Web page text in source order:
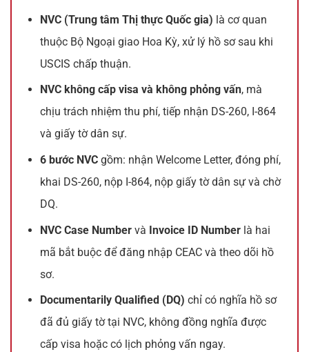
NVC (Trung tâm Thị thực Quốc gia) là cơ quan
thuộc Bộ Ngoại giao Hoa Kỳ, xử lý hồ sơ sau khi
USCIS chấp thuận.
NVC không cấp visa và không phỏng vấn, mà
chịu trách nhiệm thu phí, tiếp nhận DS-260, I-864
và giấy tờ dân sự.
6 bước NVC gồm: nhận Welcome Letter, đóng phí,
khai DS-260, nộp I-864, nộp giấy tờ dân sự và chờ
DQ.
NVC Case Number và Invoice ID Number là hai
mã bắt buộc để đăng nhập CEAC và theo dõi hồ
sơ.
Documentarily Qualified (DQ) chỉ có nghĩa hồ sơ
đã đủ giấy tờ tại NVC, không đồng nghĩa được
cấp visa hoặc có lịch phỏng vấn ngay.